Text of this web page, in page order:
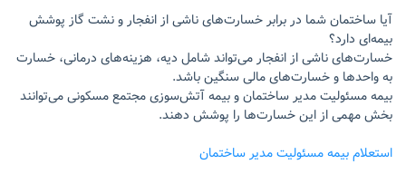
آیا ساختمان شما در برابر خسارت‌های ناشی از انفجار و نشت گاز پوشش
بیمه‌ای دارد؟
خسارت‌های ناشی از انفجار می‌تواند شامل دیه، هزینه‌های درمانی، خسارت
به واحدها و خسارت‌های مالی سنگین باشد.
بیمه مسئولیت مدیر ساختمان و بیمه آتش‌سوزی مجتمع مسکونی می‌توانند
بخش مهمی از این خسارت‌ها را پوشش دهند.
استعلام بیمه مسئولیت مدیر ساختمان